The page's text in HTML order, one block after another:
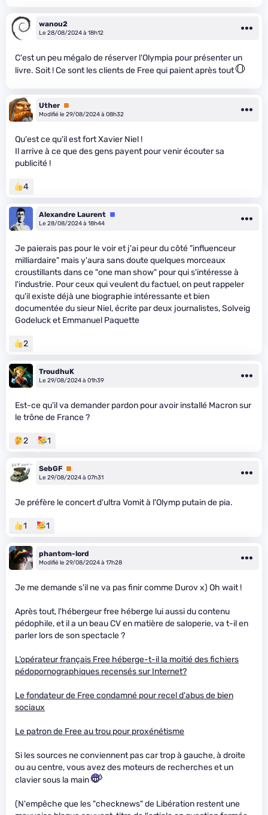
wanou2
Le 28/08/2024 à 18h12
C'est un peu mégalo de réserver l'Olympia pour présenter un
livre. Soit ! Ce sont les clients de Free qui paient après tout
Uther Premium
Modifié le 29/08/2024 à 08h32
Qu'est ce qu'il est fort Xavier Niel !
Il arrive à ce que des gens payent pour venir écouter sa
publicité !
4
Alexandre Laurent Équipe
Le 28/08/2024 à 18h44
Je paierais pas pour le voir et j'ai peur du côté "influenceur
milliardaire" mais y'aura sans doute quelques morceaux
croustillants dans ce "one man show" pour qui s'intéresse à
l'industrie. Pour ceux qui veulent du factuel, on peut rappeler
qu'il existe déjà une biographie intéressante et bien
documentée du sieur Niel, écrite par deux journalistes, Solveig
Godeluck et Emmanuel Paquette
2
TroudhuK
Le 29/08/2024 à 01h39
Est-ce qu'il va demander pardon pour avoir installé Macron sur
le trône de France ?
2 1
SebGF Premium
Le 29/08/2024 à 07h31
Je préfère le concert d'ultra Vomit à l'Olymp putain de pia.
1 1
phantom-lord
Modifié le 29/08/2024 à 17h28
Je me demande s'il ne va pas finir comme Durov x) Oh wait !
Après tout, l'hébergeur free héberge lui aussi du contenu
pédophile, et il a un beau CV en matière de saloperie, va t-il en
parler lors de son spectacle ?
L’opérateur français Free héberge-t-il la moitié des fichiers
pédopornographiques recensés sur Internet?
Le fondateur de Free condamné pour recel d'abus de bien
sociaux
Le patron de Free au trou pour proxénétisme
Si les sources ne conviennent pas car trop à gauche, à droite
ou au centre, vous avez des moteurs de recherches et un
clavier sous la main
(N'empêche que les "checknews" de Libération restent une